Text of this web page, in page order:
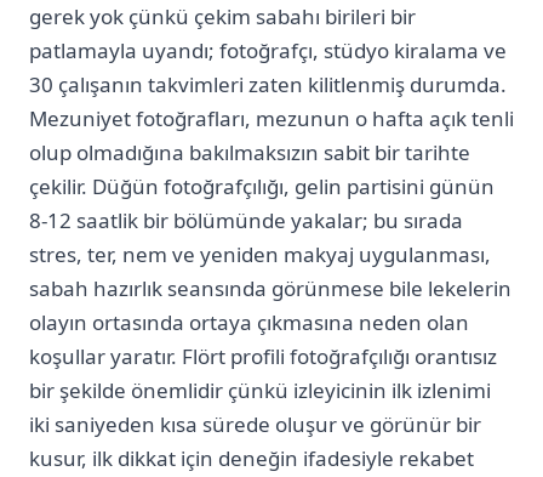
gerek yok çünkü çekim sabahı birileri bir
patlamayla uyandı; fotoğrafçı, stüdyo kiralama ve
30 çalışanın takvimleri zaten kilitlenmiş durumda.
Mezuniyet fotoğrafları, mezunun o hafta açık tenli
olup olmadığına bakılmaksızın sabit bir tarihte
çekilir. Düğün fotoğrafçılığı, gelin partisini günün
8-12 saatlik bir bölümünde yakalar; bu sırada
stres, ter, nem ve yeniden makyaj uygulanması,
sabah hazırlık seansında görünmese bile lekelerin
olayın ortasında ortaya çıkmasına neden olan
koşullar yaratır. Flört profili fotoğrafçılığı orantısız
bir şekilde önemlidir çünkü izleyicinin ilk izlenimi
iki saniyeden kısa sürede oluşur ve görünür bir
kusur, ilk dikkat için deneğin ifadesiyle rekabet